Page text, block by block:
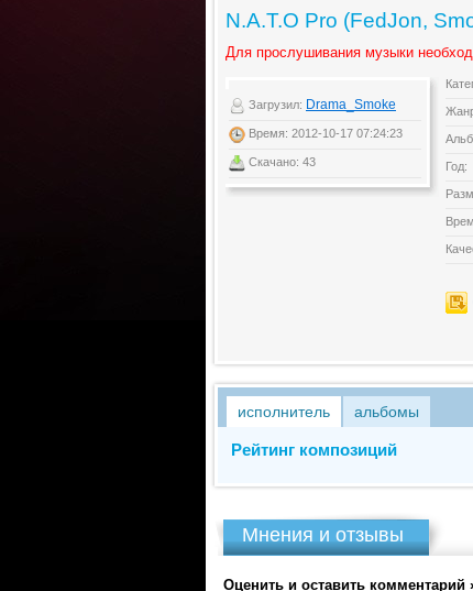
N.A.T.O Pro (FedJon,
Для прослушивания музыки
Загрузил: Drama_Smoke
Время: 2012-10-17 07:24:23
Скачано: 43 Год:
исполнитель альбомы
Рейтинг композиций
Мнения и отзывы
Оценить и оставить комментарий